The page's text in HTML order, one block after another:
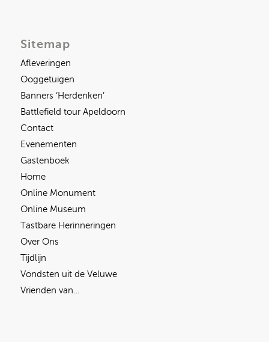
Sitemap
Afleveringen
Ooggetuigen
Banners ‘Herdenken’
Battlefield tour Apeldoorn
Contact
Evenementen
Gastenboek
Home
Online Monument
Online Museum
Tastbare Herinneringen
Over Ons
Tijdlijn
Vondsten uit de Veluwe
Vrienden van…